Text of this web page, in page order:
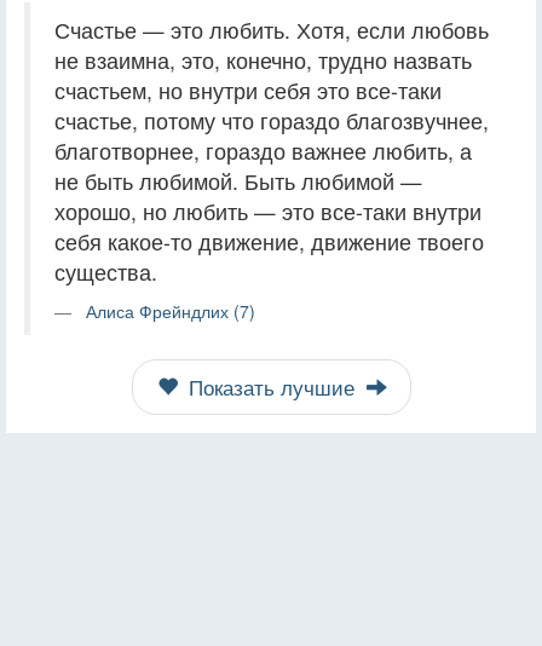
Счастье — это любить. Хотя, если любовь
не взаимна, это, конечно, трудно назвать
счастьем, но внутри себя это все-таки
счастье, потому что гораздо благозвучнее,
благотворнее, гораздо важнее любить, а
не быть любимой. Быть любимой —
хорошо, но любить — это все-таки внутри
себя какое-то движение, движение твоего
существа.
Алиса Фрейндлих (7)
Показать лучшие